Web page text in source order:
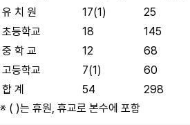
유 치 원
17(1) 25
초등학교
18 145
중 학 교
12 68
고등학교
7(1) 60
합 계
54 298
※ ( )는 휴원, 휴교로 본수에 포함